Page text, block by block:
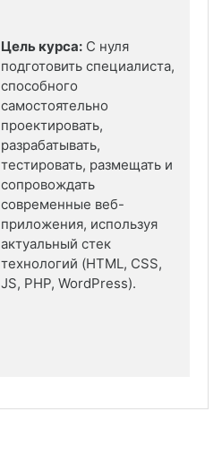
Цель курса: С нуля
подготовить специалиста,
способного
самостоятельно
проектировать,
разрабатывать,
тестировать, размещать и
сопровождать
современные веб-
приложения, используя
актуальный стек
технологий (HTML, CSS,
JS, PHP, WordPress).